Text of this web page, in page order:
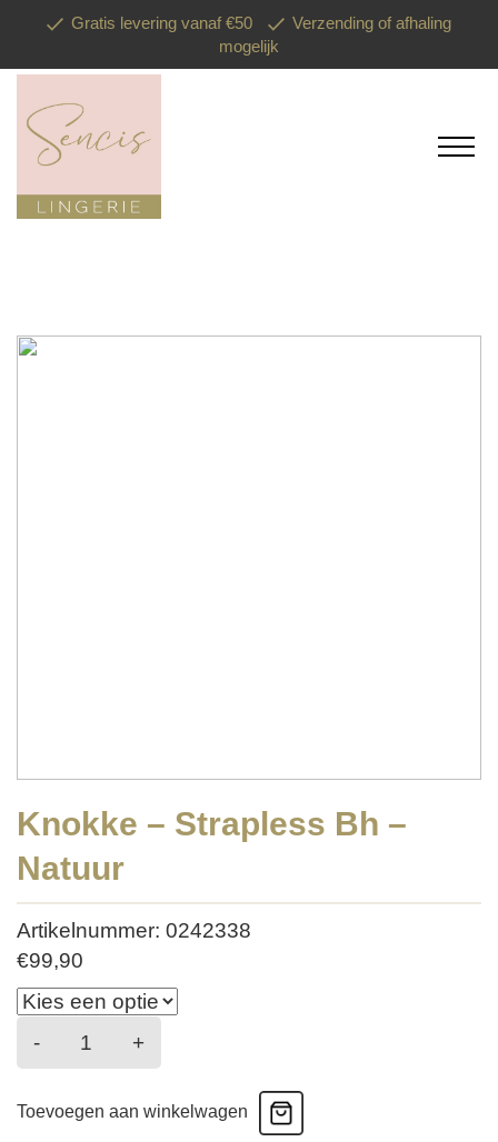
Gratis levering vanaf €50
Verzending of afhaling
mogelijk
Knokke – Strapless Bh –
Natuur
Artikelnummer: 0242338
€99,90
-
Knokke
Bh
+
Toevoegen aan winkelwagen